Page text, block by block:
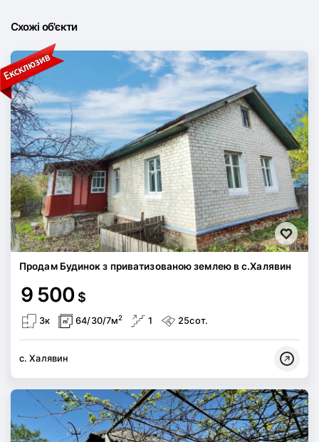
Схожі об'єкти
Продам Будинок з приватизованою землею в с.Халявин
9 500 $
3к 64/30/7м2 1 25сот.
с. Халявин